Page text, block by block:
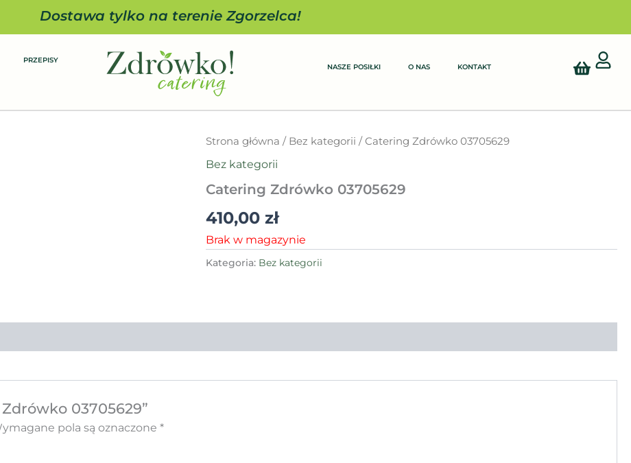
Dostawa tylko na terenie Zgorzelca!
PRZEPISY
NASZE POSIŁKI O NAS KONTAKT Cart
Strona główna / Bez kategorii / Catering Zdrówko 03705629
Bez kategorii
Catering Zdrówko 03705629
410,00zł
Brak w magazynie
Kategoria: Bez kategorii
03705629”
pola są oznaczone *